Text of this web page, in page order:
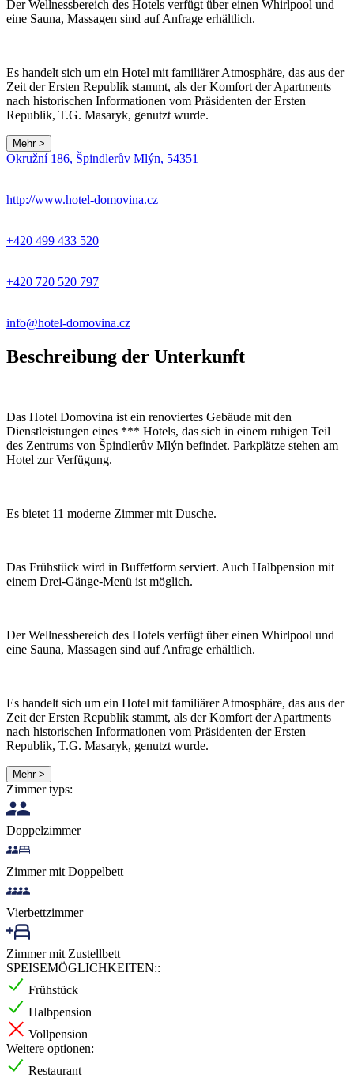
Der Wellnessbereich des Hotels verfügt über einen Whirlpool und
eine Sauna, Massagen sind auf Anfrage erhältlich.
Es handelt sich um ein Hotel mit familiärer Atmosphäre, das aus der
Zeit der Ersten Republik stammt, als der Komfort der Apartments
nach historischen Informationen vom Präsidenten der Ersten
Republik, T.G. Masaryk, genutzt wurde.
Mehr >
Okružní 186, Špindlerův Mlýn, 54351
http://www.hotel-domovina.cz
+420 499 433 520
+420 720 520 797
info@hotel-domovina.cz
Beschreibung der Unterkunft
Das Hotel Domovina ist ein renoviertes Gebäude mit den
Dienstleistungen eines *** Hotels, das sich in einem ruhigen Teil
des Zentrums von Špindlerův Mlýn befindet. Parkplätze stehen am
Hotel zur Verfügung.
Es bietet 11 moderne Zimmer mit Dusche.
Das Frühstück wird in Buffetform serviert. Auch Halbpension mit
einem Drei-Gänge-Menü ist möglich.
Der Wellnessbereich des Hotels verfügt über einen Whirlpool und
eine Sauna, Massagen sind auf Anfrage erhältlich.
Es handelt sich um ein Hotel mit familiärer Atmosphäre, das aus der
Zeit der Ersten Republik stammt, als der Komfort der Apartments
nach historischen Informationen vom Präsidenten der Ersten
Republik, T.G. Masaryk, genutzt wurde.
Mehr >
Zimmer typs:
Doppelzimmer
Zimmer mit Doppelbett
Vierbettzimmer
Zimmer mit Zustellbett
SPEISEMÖGLICHKEITEN::
Frühstück
Halbpension
Vollpension
Weitere optionen:
Restaurant